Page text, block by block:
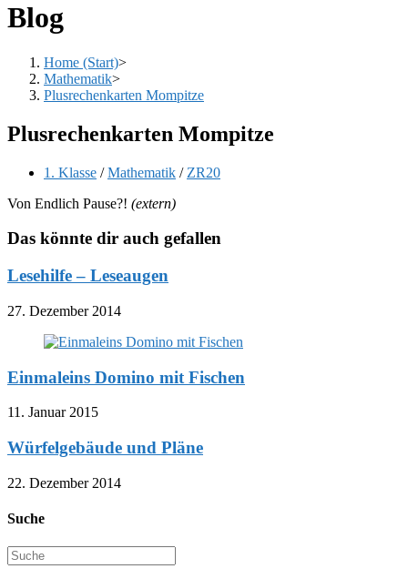
Blog
Home (Start)>
Mathematik>
Plusrechenkarten Mompitze
Plusrechenkarten Mompitze
Beitrags-
1. Klasse / Mathematik / ZR20
Von Endlich Pause?! (extern)
Das könnte dir auch gefallen
Lesehilfe – Leseaugen
27. Dezember 2014
Einmaleins Domino mit Fischen
11. Januar 2015
Würfelgebäude und Pläne
22. Dezember 2014
Suche
Suche
nach: